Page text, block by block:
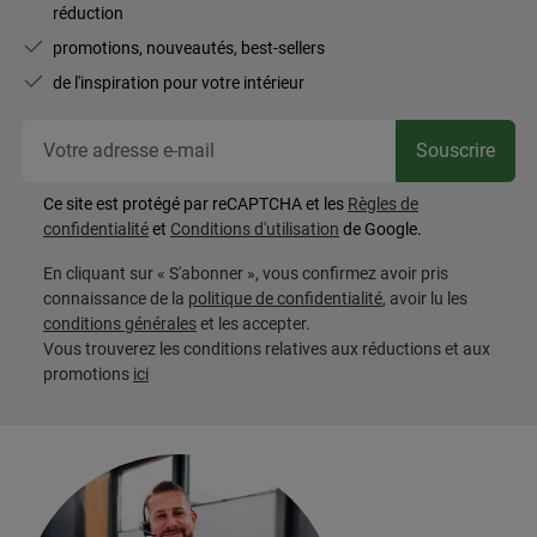
5 Lot de 2 verres "Citron"
Référence : 774100
Prix régulier :
10,99 €
Quantité de produit : Entrez
Dans le panier
Lot de 8 citrons
Référence : 333063
Indisponible pour le moment, m'avertir par e-mail
réduction
promotions, nouveautés, best-sellers
de l'inspiration pour votre intérieur
Souscrire
Ce site est protégé par reCAPTCHA et les Règles de
confidentialitéet Conditions d'utilisation de Google.
En cliquant sur « S'abonner », vous confirmez avoir pris
connaissance de la politique de confidentialité, avoir lu les
conditions généraleset les accepter.
Vous trouverez les conditions relatives aux réductions et aux
promotions ici